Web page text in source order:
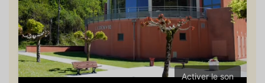
Activer le son